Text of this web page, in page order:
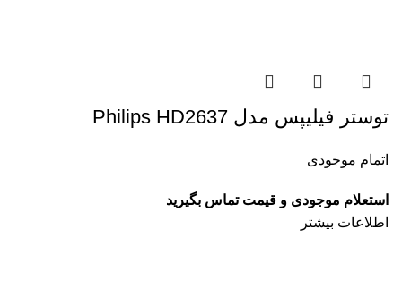
توستر فیلیپس مدل Philips HD2637
اتمام موجودی
استعلام موجودی و قیمت تماس بگیرید
اطلاعات بیشتر